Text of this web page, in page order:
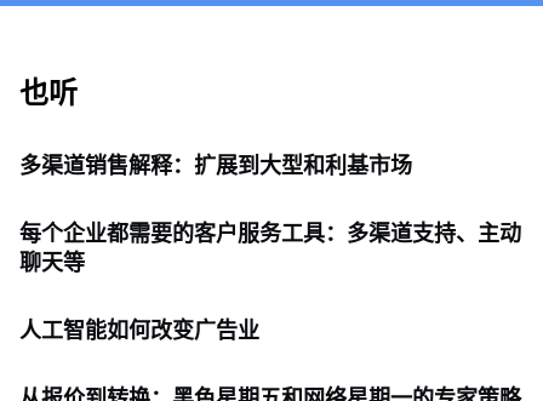
也听
多渠道销售解释：扩展到大型和利基市场
每个企业都需要的客户服务工具：多渠道支持、主动
聊天等
人工智能如何改变广告业